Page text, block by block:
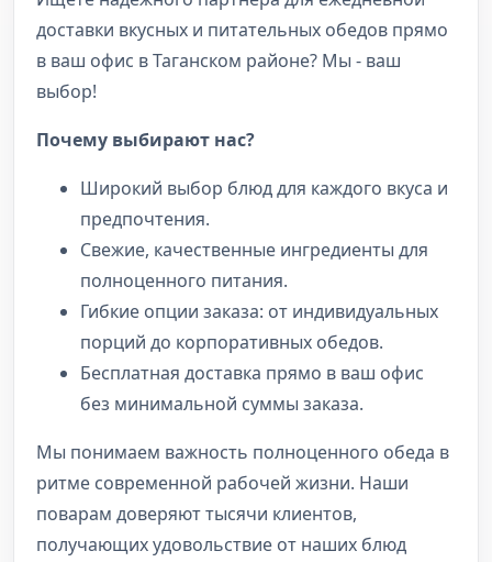
доставки вкусных и питательных обедов прямо
в ваш офис в Таганском районе? Мы - ваш
выбор!
Почему выбирают нас?
Широкий выбор блюд для каждого вкуса и
предпочтения.
Свежие, качественные ингредиенты для
полноценного питания.
Гибкие опции заказа: от индивидуальных
порций до корпоративных обедов.
Бесплатная доставка прямо в ваш офис
без минимальной суммы заказа.
Мы понимаем важность полноценного обеда в
ритме современной рабочей жизни. Наши
поварам доверяют тысячи клиентов,
получающих удовольствие от наших блюд